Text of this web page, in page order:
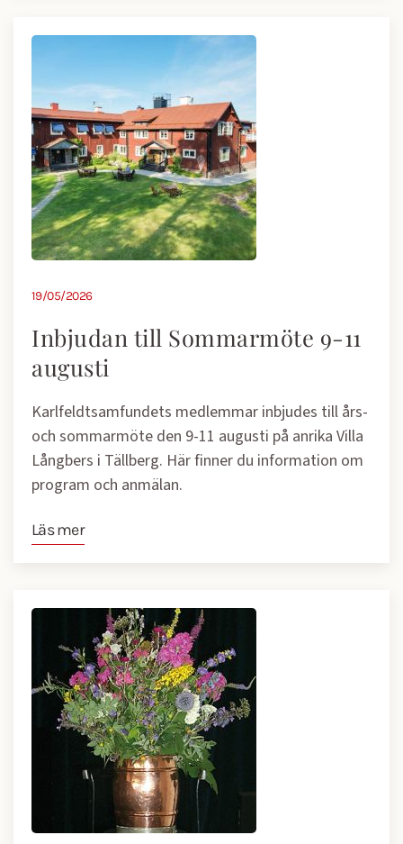
19/05/2026
Inbjudan till Sommarmöte 9-11
augusti
Karlfeldtsamfundets medlemmar inbjudes till års-
och sommarmöte den 9-11 augusti på anrika Villa
Långbers i Tällberg. Här finner du information om
program och anmälan.
Läs mer